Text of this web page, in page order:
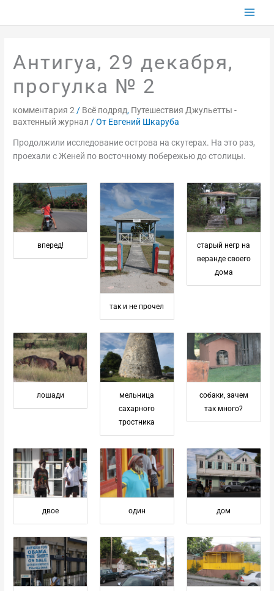
Антигуа, 29 декабря,
прогулка № 2
комментария 2 / Всё подряд, Путешествия Джульетты -
вахтенный журнал / От Евгений Шкаруба
Продолжили исследование острова на скутерах. На это раз,
проехали с Женей по восточному побережью до столицы.
вперед!
так и не прочел
старый негр на
веранде своего
дома
лошади
мельница
сахарного
тростника
собаки, зачем
так много?
двое один дом